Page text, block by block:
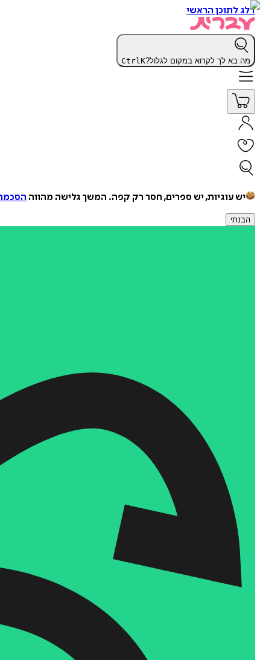
דלג לתוכן הראשי
מה בא לך לקרוא במקום לגלול? CtrlK
יש עוגיות, יש ספרים, חסר רק קפה. המשך גלישה מהווה
הבנתי